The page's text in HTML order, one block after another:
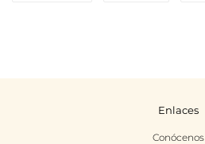
Enlaces
Conócenos